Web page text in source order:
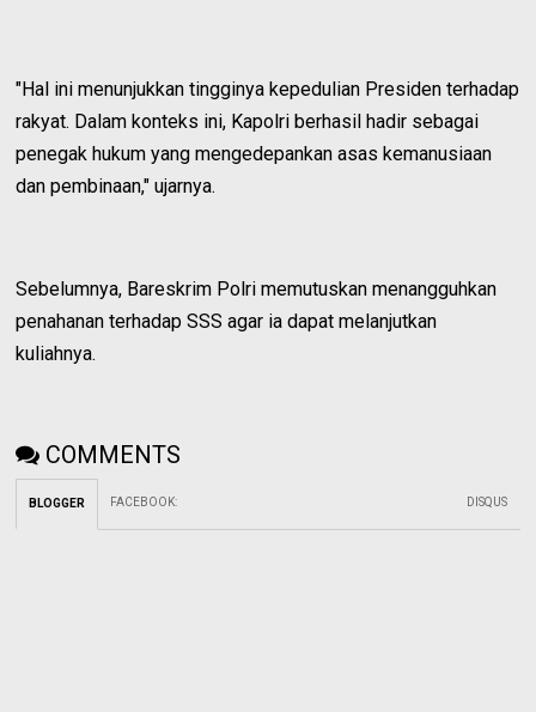
"Hal ini menunjukkan tingginya kepedulian Presiden terhadap
rakyat. Dalam konteks ini, Kapolri berhasil hadir sebagai
penegak hukum yang mengedepankan asas kemanusiaan
dan pembinaan," ujarnya.
Sebelumnya, Bareskrim Polri memutuskan menangguhkan
penahanan terhadap SSS agar ia dapat melanjutkan
kuliahnya.
COMMENTS
BLOGGER FACEBOOK: DISQUS